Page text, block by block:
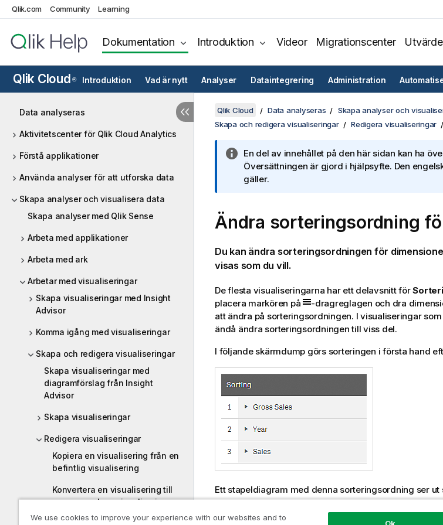
Qlik.com Community Learning
Dokumentation Introduktion Videor Migrationscenter
Qlik Cloud ® Introduktion Vad är nytt Analyser Dataintegrering Administration
Data analyseras
Aktivitetscenter för Qlik Cloud Analytics
Förstå applikationer
Använda analyser för att utforska data
Skapa analyser och visualisera data
Skapa analyser med Qlik Sense
Arbeta med applikationer
Arbeta med ark
Arbetar med visualiseringar
Skapa visualiseringar med Insight
Advisor
Komma igång med visualiseringar
Skapa och redigera visualiseringar
Skapa visualiseringar med
diagramförslag från Insight
Advisor
Skapa visualiseringar
Redigera visualiseringar
Kopiera en visualisering från en
befintlig visualisering
Konvertera en visualisering till
en annan slags visualisering.
Qlik Cloud Data analyseras Skapa analyser och
Skapa och redigera visualiseringar
Redigera visualiseringar
En del av innehållet på den här sidan kan ha
Översättningen är gjord i hjälpsyfte. Den
gäller.
Ändra sorteringsordning
Du kan ändra sorteringsordningen för
visas som du vill.
De flesta visualiseringarna har ett delavsnitt för
placera markören på
-dragreglagen och dra
att ändra på sorteringsordningen. I visualiseringar
ändå ändra sorteringsordningen till viss del.
I följande skärmdump görs sorteringen i första hand
Ett stapeldiagram med denna sorteringsordning ser ut
We use cookies to improve your experience with our websites and to